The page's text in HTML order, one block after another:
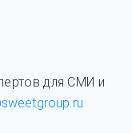
для СМИ и